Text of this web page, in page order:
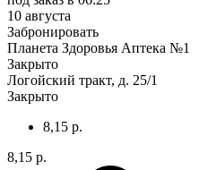
10 августа
Забронировать
Планета Здоровья Аптека №1
Закрыто
Логойский тракт, д. 25/1
Закрыто
8,15 р.
8,15 р.